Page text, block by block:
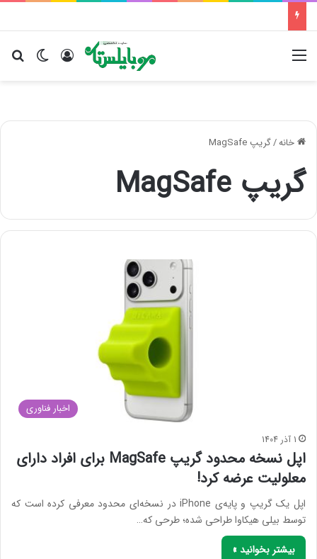
تغییر ورود
خانه/گریپ MagSafe
گریپ MagSafe
اخبار فناوری
1 آذر 1404
اپل نسخه محدود گریپ MagSafe برای افراد دارای
معلولیت عرضه کرد!
اپل یک گریپ و پایه‌ی iPhone در نسخه‌ای محدود معرفی کرده است که
توسط بیلی هیکاوا طراحی شده؛ طرحی که…
بیشتر بخوانید »